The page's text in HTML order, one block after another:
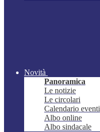
Novità
Panoramica
Le notizie
Le circolari
Calendario eventi
Albo online
Albo sindacale